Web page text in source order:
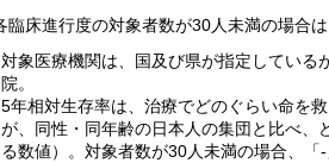
床進行度の対象者数が30人未満の場合
対象医療機関は、国及び県が指定している
院。
5年相対生存率は、治療でどのぐらい命を
が、同性・同年齢の日本人の集団と比べ
る数値）。対象者数が30人未満の場合、「-